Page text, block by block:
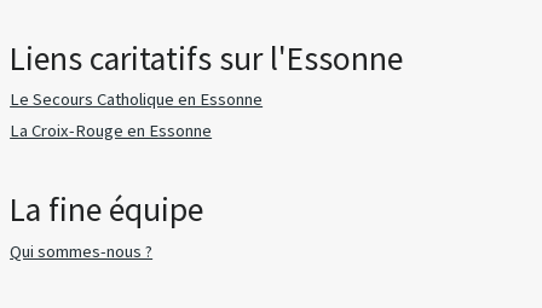
Liens caritatifs sur l'Essonne
Le Secours Catholique en Essonne
La Croix-Rouge en Essonne
La fine équipe
Qui sommes-nous ?